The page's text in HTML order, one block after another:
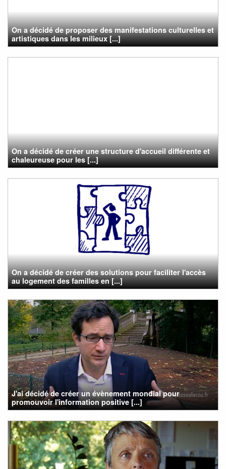
On a décidé de proposer des manifestations culturelles et
artistiques dans les milieux [...]
On a décidé de créer une structure d'accueil différente et
chaleureuse pour les [...]
On a décidé de créer des solutions pour faciliter l'accès
au logement des familles en [...]
J'ai décidé de créer un évènement mondial pour
promouvoir l'information positive [...]